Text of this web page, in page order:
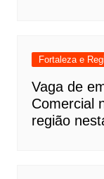
Fortaleza e
Vaga de
Comercial
região